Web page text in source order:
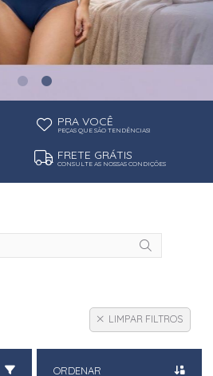
PRA VOCÊ
PEÇAS QUE SÃO TENDÊNCIAS!
FRETE GRÁTIS
CONSULTE AS NOSSAS CONDIÇÕES
LIMPAR FILTROS
ORDENAR